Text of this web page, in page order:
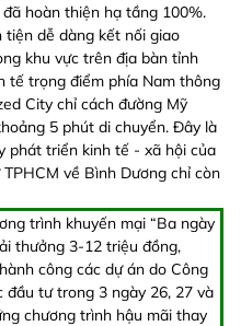
hoàn thiện hạ tầng 100%.
tiện dễ dàng kết nối giao
khu vực trên địa bàn tỉnh
tế trọng điểm phía Nam thông
City chỉ cách đường Mỹ
5 phút di chuyển. Đây là
phát triển kinh tế - xã hội của
về Bình Dương chỉ còn
trình khuyến mại “Ba ngày
thưởng 3-12 triệu đồng,
công các dự án do Công
tư trong 3 ngày 26, 27 và
chương trình hậu mãi thay